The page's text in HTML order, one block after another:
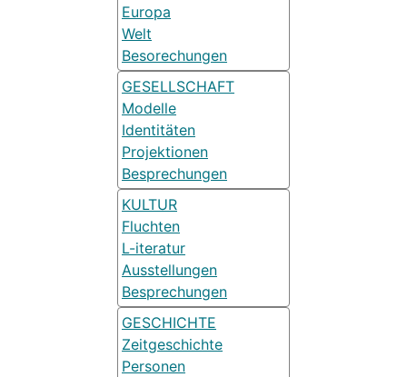
Europa
Welt
Besorechungen
GESELLSCHAFT
Modelle
Identitäten
Projektionen
Besprechungen
KULTUR
Fluchten
L-iteratur
Ausstellungen
Besprechungen
GESCHICHTE
Zeitgeschichte
Personen